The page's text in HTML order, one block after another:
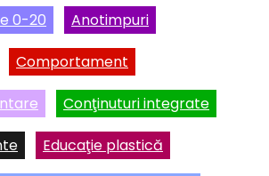
0-20 Anotimpuri
Comportament
Conţinuturi integrate
Educaţie plastică